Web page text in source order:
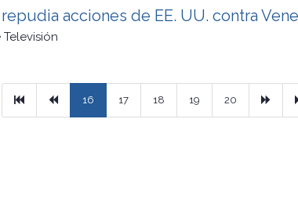
acciones de EE. UU. contra
PrimeraPrevious
16 17 18 19 20 Next